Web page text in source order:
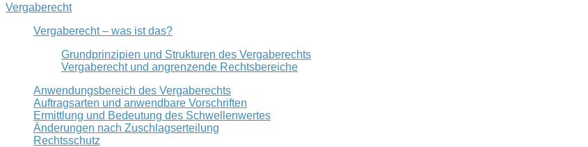
Vergaberecht
Vergaberecht – was ist das?
Grundprinzipien und Strukturen des Vergaberechts
Vergaberecht und angrenzende Rechtsbereiche
Anwendungsbereich des Vergaberechts
Auftragsarten und anwendbare Vorschriften
Ermittlung und Bedeutung des Schwellenwertes
Änderungen nach Zuschlagserteilung
Rechtsschutz